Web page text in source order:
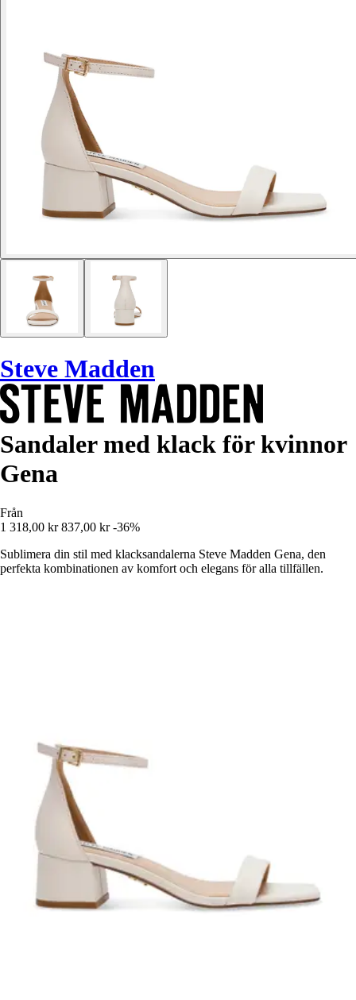
Steve Madden
Sandaler med klack för kvinnor
Gena
Från
1 318,00 kr 837,00 kr -36%
Sublimera din stil med klacksandalerna Steve Madden Gena, den
perfekta kombinationen av komfort och elegans för alla tillfällen.